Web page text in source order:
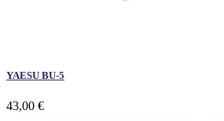
YAESU BU-5
43,00 €